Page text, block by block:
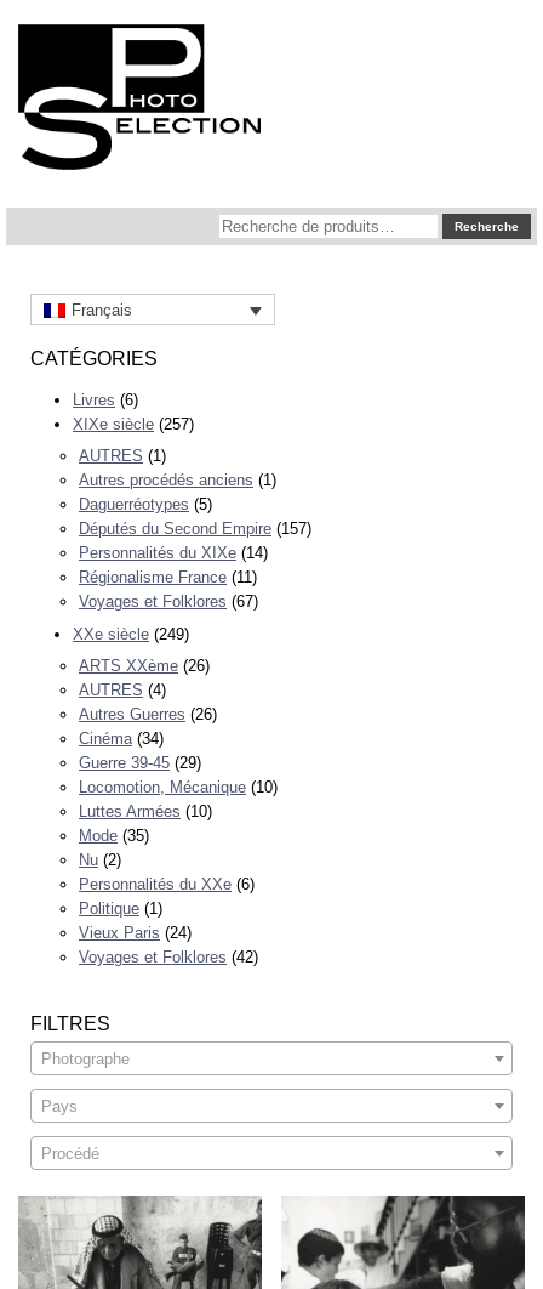
Recherche
pour :
Recherche
Français
CATÉGORIES
Livres (6)
XIXe siècle (257)
AUTRES (1)
Autres procédés anciens (1)
Daguerréotypes (5)
Députés du Second Empire (157)
Personnalités du XIXe (14)
Régionalisme France (11)
Voyages et Folklores (67)
XXe siècle (249)
ARTS XXème (26)
AUTRES (4)
Autres Guerres (26)
Cinéma (34)
Guerre 39-45 (29)
Locomotion, Mécanique (10)
Luttes Armées (10)
Mode (35)
Nu (2)
Personnalités du XXe (6)
Politique (1)
Vieux Paris (24)
Voyages et Folklores (42)
FILTRES
Photographe
Pays
Procédé